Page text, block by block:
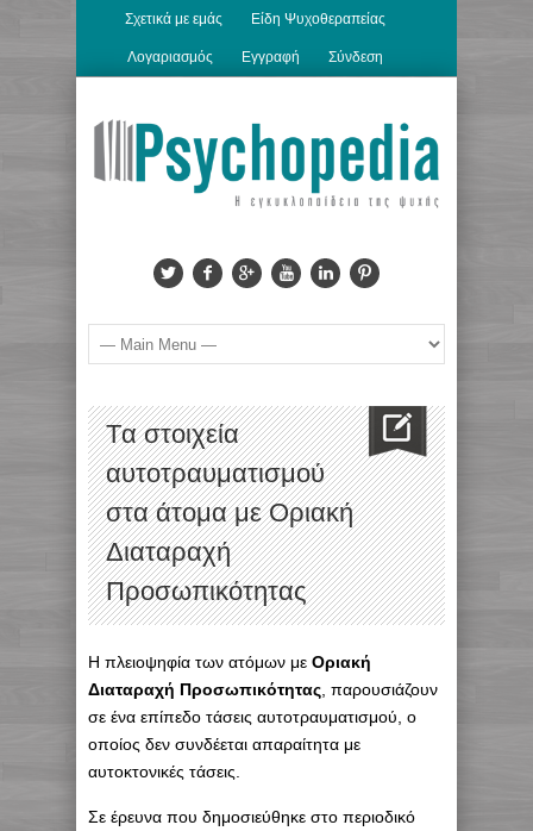
Σχετικά με εμάς Είδη Ψυχοθεραπείας
Λογαριασμός Εγγραφή Σύνδεση
Tα στοιχεία
αυτοτραυματισμού
στα άτομα με Οριακή
Διαταραχή
Προσωπικότητας
H πλειοψηφία των ατόμων με Οριακή
Διαταραχή Προσωπικότητας , παρουσιάζουν
σε ένα επίπεδο τάσεις αυτοτραυματισμού, ο
οποίος δεν συνδέεται απαραίτητα με
αυτοκτονικές τάσεις.
Σε έρευνα που δημοσιεύθηκε στο περιοδικό